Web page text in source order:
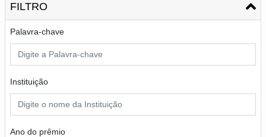
FILTRO
Palavra-chave
Instituição
Ano do prêmio